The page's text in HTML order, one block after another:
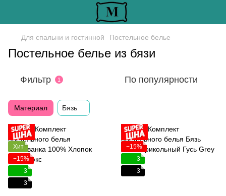
Для спальни и гостинной Постельное белье
Постельное белье из бязи
Фильтр 1 По популярности
Материал Бязь
Хит
−15%
3
3
−15%
3
3